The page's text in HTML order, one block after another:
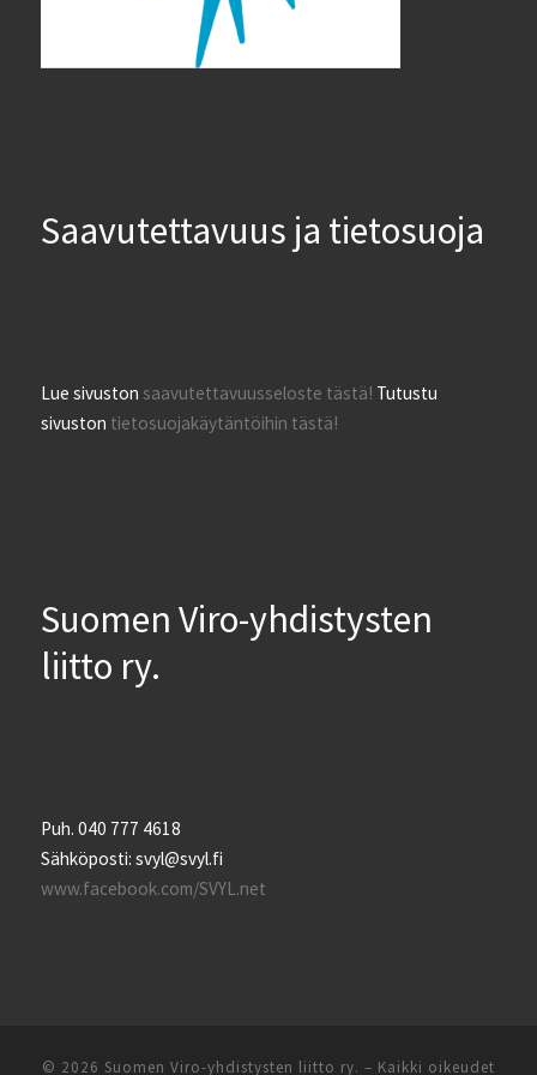
Saavutettavuus ja tietosuoja
Lue sivustonsaavutettavuusseloste tästä! Tutustu
sivuston tietosuojakäytäntöihin tästä!
Suomen Viro-yhdistysten
liitto ry.
Puh. 040 777 4618
Sähköposti: svyl@svyl.fi
www.facebook.com/SVYL.net
© 2026 Suomen Viro-yhdistysten liitto ry. – Kaikki oikeudet